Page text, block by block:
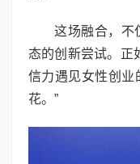
这场融合，不
态的创新尝试。正
信力遇见女性创业
花。”